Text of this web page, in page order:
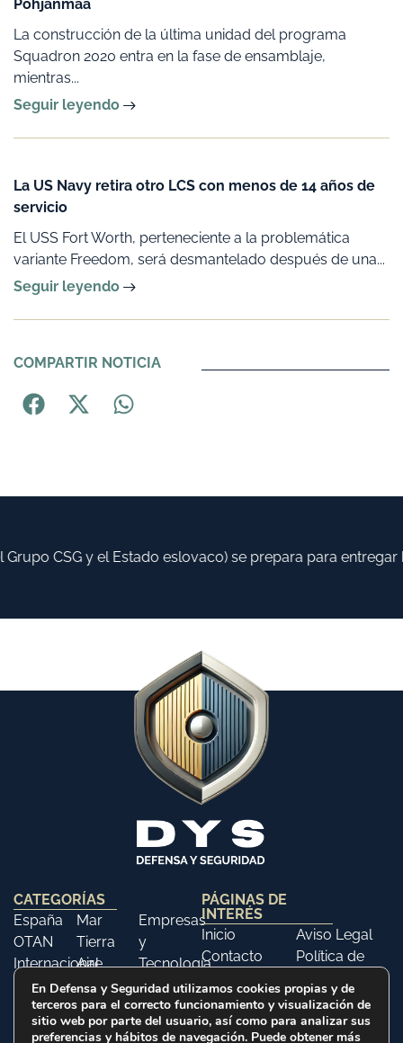
Pohjanmaa
La construcción de la última unidad del programa
Squadron 2020 entra en la fase de ensamblaje,
mientras...
Seguir leyendo
La US Navy retira otro LCS con menos de 14 años de
servicio
El USS Fort Worth, perteneciente a la problemática
variante Freedom, será desmantelado después de una...
Seguir leyendo
COMPARTIR NOTICIA
CSG y el Estado eslovaco) se prepara para entregar
CATEGORÍAS
España
OTAN
Internacional
Opinión
Mar
Tierra
Aire
Libros
Empresas
y
Tecnología
Ferias y
Eventos
Historia
PÁGINAS DE
INTERÉS
Inicio
Contacto
Aviso Legal
Política de
Política de
Cookies
En Defensa y Seguridad utilizamos cookies propias y de
terceros para el correcto funcionamiento y visualización de
sitio web por parte del usuario, así como para analizar sus
preferencias y hábitos de navegación. Puede obtener más